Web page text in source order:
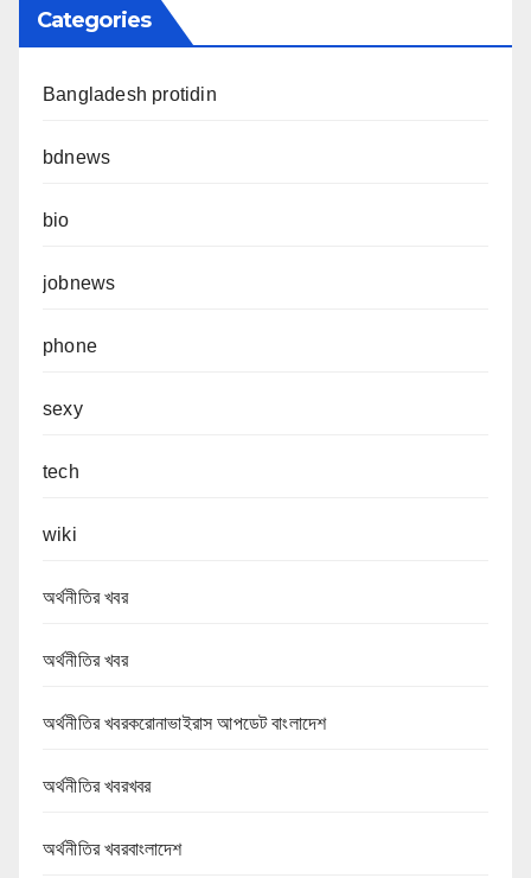
Categories
Bangladesh protidin
bdnews
bio
jobnews
phone
sexy
tech
wiki
অর্থনীতির খবর
অর্থনীতির খবর
অর্থনীতির খবরকরোনাভাইরাস আপডেট বাংলাদেশ
অর্থনীতির খবরখবর
অর্থনীতির খবরবাংলাদেশ